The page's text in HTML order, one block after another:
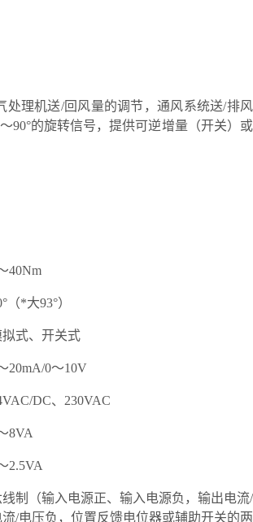
处理机送/回风量的调节，通风系统送/排风
90°的旋转信号，提供可逆增量（开关）或
40Nm
（*大93°）
式、开关式
20mA/0～10V
DC、230VAC
8VA
2.5VA
制（输入电源正、输入电源负，输出电流/
/电压负，位置反馈电位器或辅助开关的两